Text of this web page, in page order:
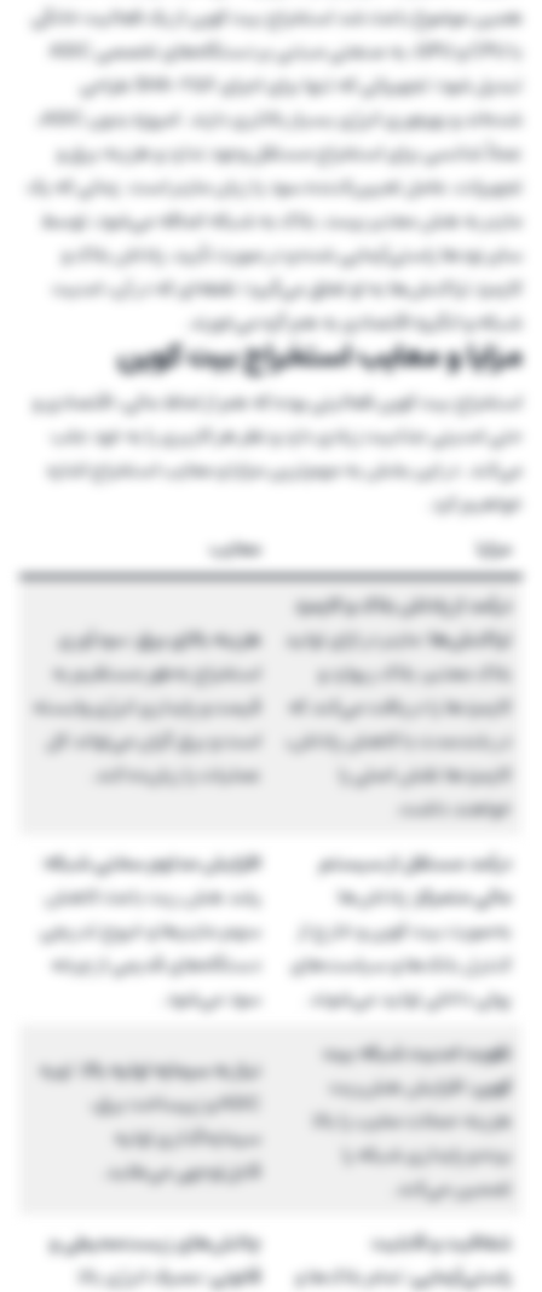
همین موضوع باعث شد استخراج بیت کوین از یک فعالیت خانگی
با CPU و GPU، به صنعتی مبتنی بر دستگاه‌های تخصصی ASIC
تبدیل شود؛ تجهیزاتی که تنها برای اجرای SHA-256 طراحی
شده‌اند و بهره‌وری انرژی بسیار بالاتری دارند. امروزه بدون ASIC،
عملاً شانسی برای استخراج مستقل وجود ندارد و هزینه برق و
تجهیزات، عامل تعیین‌کننده سود یا زیان ماینر است. زمانی که یک
ماینر به هش معتبر برسد، بلاک به شبکه اضافه می‌شود، توسط
سایر نودها راستی‌آزمایی شده و در صورت تأیید، پاداش بلاک و
کارمزد تراکنش‌ها به او تعلق می‌گیرد؛ نقطه‌ای که در آن، امنیت
شبکه و انگیزه اقتصادی به هم گره می‌خورند.
مزایا و معایب استخراج بیت کوین
استخراج بیت کوین فعالیتی بوده که هم از لحاظ مالی، اقتصادی و
حتی امنیتی جذابیت زیادی دارد و نظر هر کاربری را به خود جلب
می‌کند. در این بخش به مهم‌ترین مزایا و معایب استخراج اشاره
خواهیم کرد.
مزایا
معایب
درآمد از پاداش بلاک و کارمزد
تراکنش‌ها: ماینر در ازای تولید
بلاک معتبر، بلاک ریوارد و
کارمزدها را دریافت می‌کند که
در بلندمدت با کاهش پاداش،
کارمزدها نقش اصلی را
خواهند داشت.
هزینه بالای برق: سودآوری
استخراج به‌طور مستقیم به
قیمت و پایداری انرژی وابسته
است و برق گران می‌تواند کل
عملیات را زیان‌ده کند.
درآمد مستقل از سیستم
مالی متمرکز: پاداش‌ها
به‌صورت بیت کوین و خارج از
کنترل بانک‌ها و سیاست‌های
پولی داخلی تولید می‌شوند.
افزایش مداوم سختی شبکه:
رشد هش ریت باعث کاهش
سهم ماینرها و خروج تدریجی
دستگاه‌های قدیمی از چرخه
سود می‌شود.
تقویت امنیت شبکه بیت
کوین: افزایش هش‌ریت
هزینه حملات مخرب را بالا
برده و پایداری شبکه را
تضمین می‌کند.
نیاز به سرمایه اولیه بالا: تهیه
ASIC و زیرساخت برق،
سرمایه‌گذاری اولیه
قابل‌توجهی می‌طلبد.
شفافیت و قابلیت
راستی‌آزمایی: تمام بلاک‌ها و
چالش‌های زیست‌محیطی و
قانونی: مصرف انرژی بالا